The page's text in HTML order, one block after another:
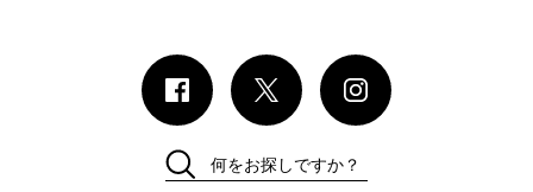
何をお探しですか？